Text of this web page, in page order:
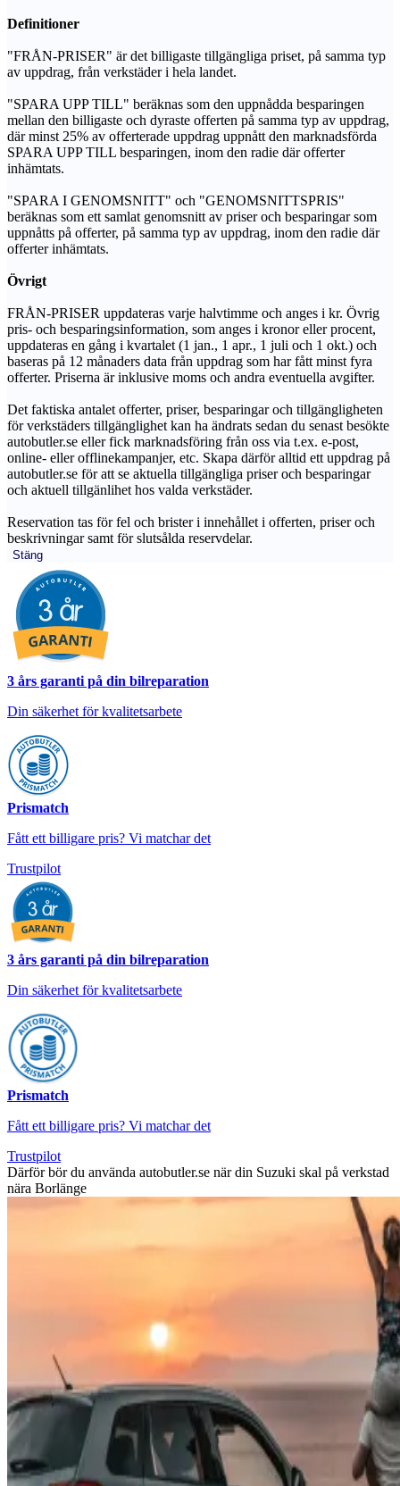
Definitioner
"FRÅN-PRISER" är det billigaste tillgängliga priset, på samma typ
av uppdrag, från verkstäder i hela landet.
"SPARA UPP TILL" beräknas som den uppnådda besparingen
mellan den billigaste och dyraste offerten på samma typ av uppdrag,
där minst 25% av offerterade uppdrag uppnått den marknadsförda
SPARA UPP TILL besparingen, inom den radie där offerter
inhämtats.
"SPARA I GENOMSNITT" och "GENOMSNITTSPRIS"
beräknas som ett samlat genomsnitt av priser och besparingar som
uppnåtts på offerter, på samma typ av uppdrag, inom den radie där
offerter inhämtats.
Övrigt
FRÅN-PRISER uppdateras varje halvtimme och anges i kr. Övrig
pris- och besparingsinformation, som anges i kronor eller procent,
uppdateras en gång i kvartalet (1 jan., 1 apr., 1 juli och 1 okt.) och
baseras på 12 månaders data från uppdrag som har fått minst fyra
offerter. Priserna är inklusive moms och andra eventuella avgifter.
Det faktiska antalet offerter, priser, besparingar och tillgängligheten
för verkstäders tillgänglighet kan ha ändrats sedan du senast besökte
autobutler.se eller fick marknadsföring från oss via t.ex. e-post,
online- eller offlinekampanjer, etc. Skapa därför alltid ett uppdrag på
autobutler.se för att se aktuella tillgängliga priser och besparingar
och aktuell tillgänlihet hos valda verkstäder.
Reservation tas för fel och brister i innehållet i offerten, priser och
beskrivningar samt för slutsålda reservdelar.
Stäng
3 års garanti på din bilreparation
Din säkerhet för kvalitetsarbete
Prismatch
Fått ett billigare pris? Vi matchar det
Trustpilot
3 års garanti på din bilreparation
Din säkerhet för kvalitetsarbete
Prismatch
Fått ett billigare pris? Vi matchar det
Trustpilot
Därför bör du använda autobutler.se när din Suzuki skal på verkstad
nära Borlänge